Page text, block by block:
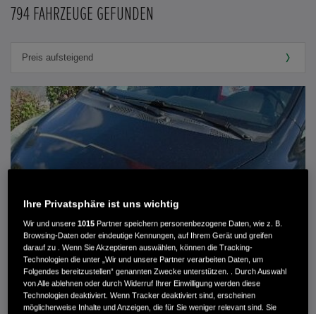
794 FAHRZEUGE GEFUNDEN
Ihre Privatsphäre ist uns wichtig
Wir und unsere1015 Partner speichern personenbezogene Daten, wie z. B.
Browsing-Daten oder eindeutige Kennungen, auf Ihrem Gerät und greifen
darauf zu . Wenn Sie Akzeptieren auswählen, können die Tracking-
Technologien die unter „Wir und unsere Partner verarbeiten Daten, um
Folgendes bereitzustellen“ genannten Zwecke unterstützen. . Durch Auswahl
von Alle ablehnen oder durch Widerruf Ihrer Einwilligung werden diese
Technologien deaktiviert. Wenn Tracker deaktiviert sind, erscheinen
möglicherweise Inhalte und Anzeigen, die für Sie weniger relevant sind. Sie